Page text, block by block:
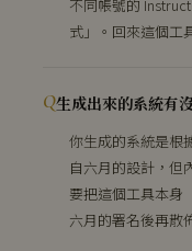
不同帳號的
式」。回來這個工
生成出來的系統有
你生成的系統是根
自六月的設計，但
要把這個工具本身
六月的署名後再散